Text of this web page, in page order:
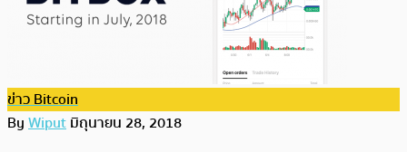
ข่าว Bitcoin
ByWiputมิถุนายน 28, 2018